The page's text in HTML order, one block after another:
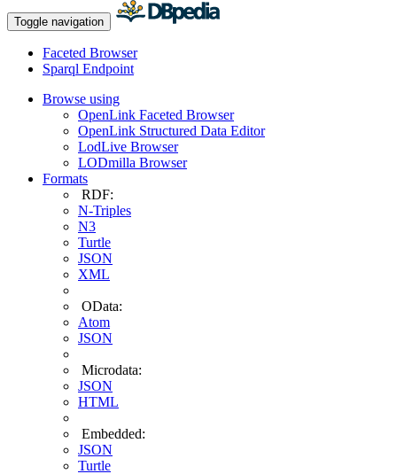
Toggle navigation
Faceted Browser
Sparql Endpoint
Browse using
OpenLink Faceted Browser
OpenLink Structured Data Editor
LodLive Browser
LODmilla Browser
Formats
RDF:
N-Triples
N3
Turtle
JSON
XML
OData:
Atom
JSON
Microdata:
JSON
HTML
Embedded:
JSON
Turtle